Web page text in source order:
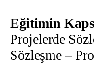
Eğitimin
Projelerde
Sözleşme –